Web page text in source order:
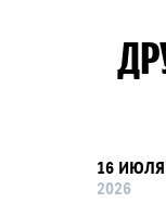
16 ИЮЛЯ
2026